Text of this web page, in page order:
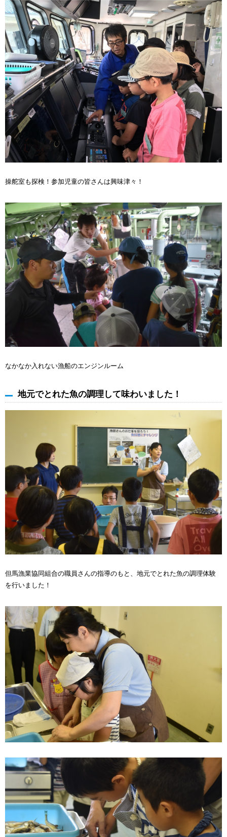
操舵室も探検！参加児童の皆さんは興味津々！
なかなか入れない漁船のエンジンルーム
地元でとれた魚の調理して味わいました！
但馬漁業協同組合の職員さんの指導のもと、地元でとれた魚の調理体験
を行いました！